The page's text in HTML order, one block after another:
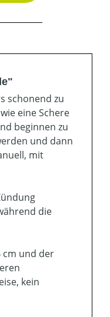
schonend zu
eine Schere
beginnen zu
und dann
mit
die
cm und der
kein